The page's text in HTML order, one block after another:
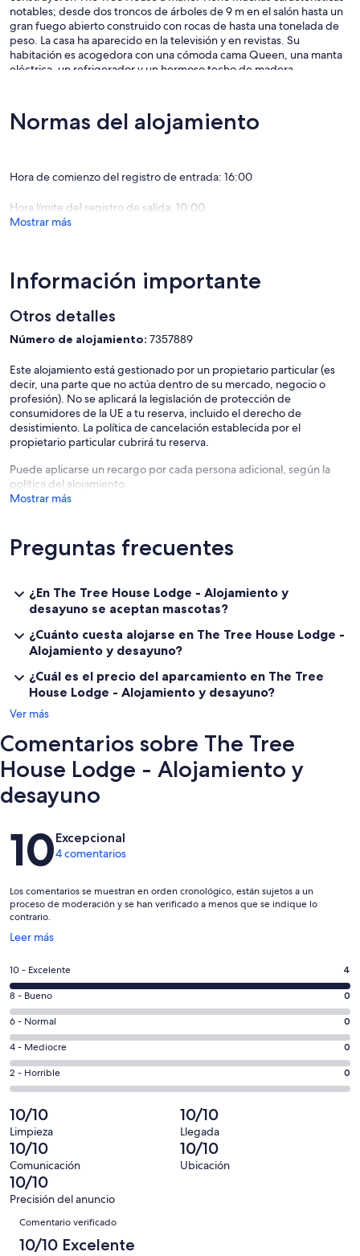
notables; desde dos troncos de árboles de 9 m en el salón hasta un
gran fuego abierto construido con rocas de hasta una tonelada de
peso. La casa ha aparecido en la televisión y en revistas. Su
habitación es acogedora con una cómoda cama Queen, una manta
eléctrica, un refrigerador y un hermoso techo de madera.
cuero.
tocador de madera. El baño tiene ducha y bañera.
techo de madera a 9 metros de altura.
relajante paseo por los senderos de la propiedad, entre pájaros
cantores y colinas onduladas.
Siéntase libre de hacer ejercicio en el amplio gimnasio de abajo. Hay
máquinas. El uso del gimnasio es gratuito para todos los huéspedes.
Normas del alojamiento
Hora de comienzo del registro de entrada: 16:00
Hora límite del registro de salida: 10:00
Mostrar más
Información importante
Otros detalles
Número de alojamiento: 7357889
Este alojamiento está gestionado por un propietario particular (es
decir, una parte que no actúa dentro de su mercado, negocio o
profesión). No se aplicará la legislación de protección de
consumidores de la UE a tu reserva, incluido el derecho de
desistimiento. La política de cancelación establecida por el
propietario particular cubrirá tu reserva.
Puede aplicarse un recargo por cada persona adicional, según la
política del alojamiento.
Mostrar más
Preguntas frecuentes
¿En The Tree House Lodge - Alojamiento y
desayuno se aceptan mascotas?
¿Cuánto cuesta alojarse en The Tree House Lodge -
Alojamiento y desayuno?
¿Cuál es el precio del aparcamiento en The Tree
House Lodge - Alojamiento y desayuno?
Ver más
Comentarios sobre The Tree
House Lodge - Alojamiento y
desayuno
Comentarios
10Excepcional
4 comentarios
Los comentarios se muestran en orden cronológico, están sujetos a un
proceso de moderación y se han verificado a menos que se indique lo
contrario.
Leer más
Se
en
una
ventana
nueva
4
comentarios
de
un
total
de
4
con
una
puntuación
de
10
-
Excelente
10 - Excelente 4
0
comentarios
de
un
total
de
con
una
puntuación
de
8
-
Bueno
8 - Bueno 0
0
comentarios
de
un
total
de
4
con
una
puntuación
de
6
Normal
6 - Normal 0
0
comentarios
de
total
de
4
con
una
puntuación
de
4 - Mediocre 0
0
comentarios
de
un
total
de
4
con
puntuación
de
2 - Horrible 0
10/10
Limpieza
10/10
Llegada
10/10
Comunicación
10/10
Ubicación
10/10
Precisión del anuncio
Comentarios
Comentario verificado
10/10 Excelente